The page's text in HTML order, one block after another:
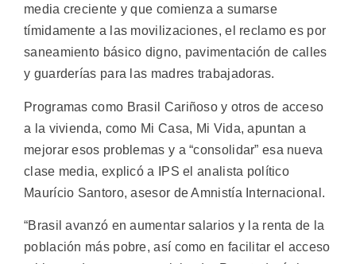
media creciente y que comienza a sumarse
tímidamente a las movilizaciones, el reclamo es por
saneamiento básico digno, pavimentación de calles
y guarderías para las madres trabajadoras.
Programas como Brasil Cariñoso y otros de acceso
a la vivienda, como Mi Casa, Mi Vida, apuntan a
mejorar esos problemas y a “consolidar” esa nueva
clase media, explicó a IPS el analista político
Maurício Santoro, asesor de Amnistía Internacional.
“Brasil avanzó en aumentar salarios y la renta de la
población más pobre, así como en facilitar el acceso